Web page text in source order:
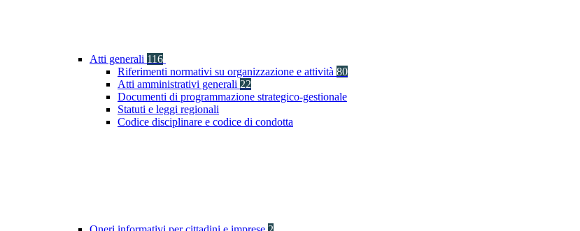
Atti generali 116
Riferimenti normativi su organizzazione e attività 80
Atti amministrativi generali 22
Documenti di programmazione strategico-gestionale
Statuti e leggi regionali
Codice disciplinare e codice di condotta